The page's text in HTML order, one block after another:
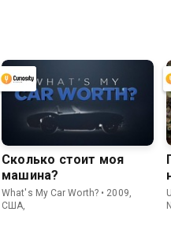
Сколько стоит моя
машина?
What's My Car Worth? • 2009,
США,